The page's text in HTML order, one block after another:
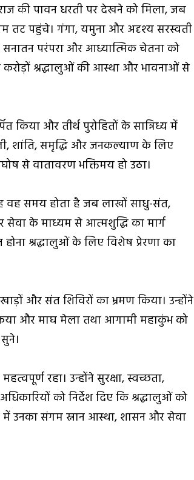
की पावन धरती पर देखने को मिला, जब
तट पहुंचे। गंगा, यमुना और अदृश्य सरस्वती
सनातन परंपरा और आध्यात्मिक चेतना को
श्रद्धालुओं की आस्था और भावनाओं से
किया और तीर्थ पुरोहितों के सान्निध्य में
शांति, समृद्धि और जनकल्याण के लिए
से वातावरण भक्तिमय हो उठा।
वह समय होता है जब लाखों साधु-संत,
के माध्यम से आत्मशुद्धि का मार्ग
श्रद्धालुओं के लिए विशेष प्रेरणा का
और संत शिविरों का भ्रमण किया। उन्होंने
और माघ मेला तथा आगामी महाकुंभ को
रहा। उन्होंने सुरक्षा, स्वच्छता,
को निर्देश दिए कि श्रद्धालुओं को
में उनका संगम स्नान आस्था, शासन और सेवा